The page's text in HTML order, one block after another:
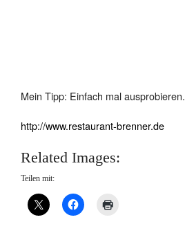
Mein Tipp: Einfach mal ausprobieren.
http://www.restaurant-brenner.de
Related Images:
Teilen mit: